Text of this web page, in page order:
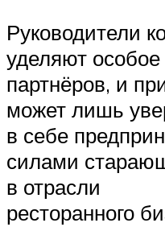
Руководители
уделяют
партнёров, и
может лишь
в себе
силами
в отрасли
ресторанного